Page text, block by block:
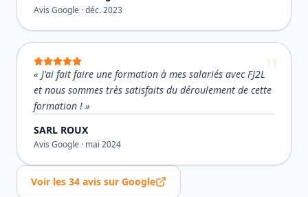
Avis Google ·déc. 2023
« J'ai fait faire une formation à mes salariés avec FJ2L
et nous sommes très satisfaits du déroulement de cette
formation ! »
SARL ROUX
Avis Google · mai 2024
Voir les 34 avis sur Google